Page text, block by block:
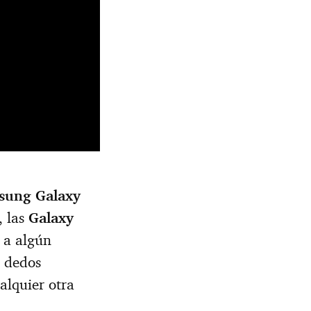
Galaxy
las Galaxy
a algún
otra